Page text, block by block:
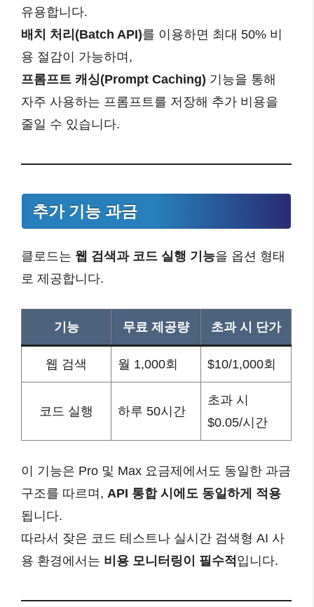
유용합니다.
배치 처리(Batch API)를 이용하면 최대 50% 비
용 절감이 가능하며,
프롬프트 캐싱(Prompt Caching) 기능을 통해
자주 사용하는 프롬프트를 저장해 추가 비용을
줄일 수 있습니다.
추가 기능 과금
클로드는 웹 검색과 코드 실행 기능을 옵션 형태
로 제공합니다.
기능 무료 제공량 초과 시 단가
웹 검색 월 1,000회 $10/1,000회
코드 실행 하루 50시간
초과 시
$0.05/시간
이 기능은 Pro 및 Max 요금제에서도 동일한 과금
구조를 따르며, API 통합 시에도 동일하게 적용
됩니다.
따라서 잦은 코드 테스트나 실시간 검색형 AI 사
용 환경에서는 비용 모니터링이 필수적 입니다.